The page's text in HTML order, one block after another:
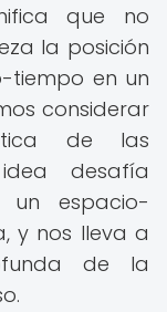
que no
la posición
tiempo en un
considerar
de las
desafía
un espacio-
y nos lleva a
de la